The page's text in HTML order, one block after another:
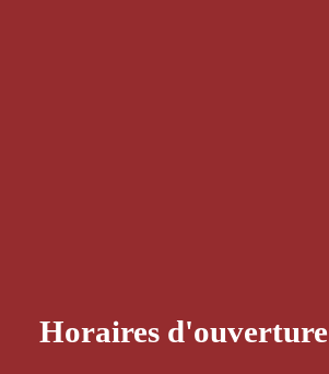
Horaires d'ouverture